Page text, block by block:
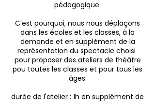
pédagogique.
C'est pourquoi, nous nous déplaçons
dans les écoles et les classes, à la
demande et en supplément de la
représentation du spectacle choisi
pour proposer des ateliers de théâtre
pou toutes les classes et pour tous les
âges.
durée de l'atelier : 1h en supplément de